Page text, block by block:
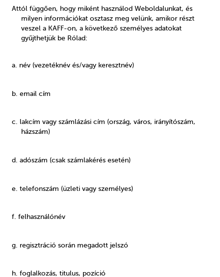
Attól függően, hogy miként használod Weboldalunkat, és
milyen információkat osztasz meg velünk, amikor részt
veszel a KAFF-on, a következő személyes adatokat
gyűjthetjük be Rólad:
a. név (vezetéknév és/vagy keresztnév)
b. email cím
c. lakcím vagy számlázási cím (ország, város, irányítószám,
házszám)
d. adószám (csak számlakérés esetén)
e. telefonszám (üzleti vagy személyes)
f. felhasználónév
g. regisztráció során megadott jelszó
h. foglalkozás, titulus, pozíció